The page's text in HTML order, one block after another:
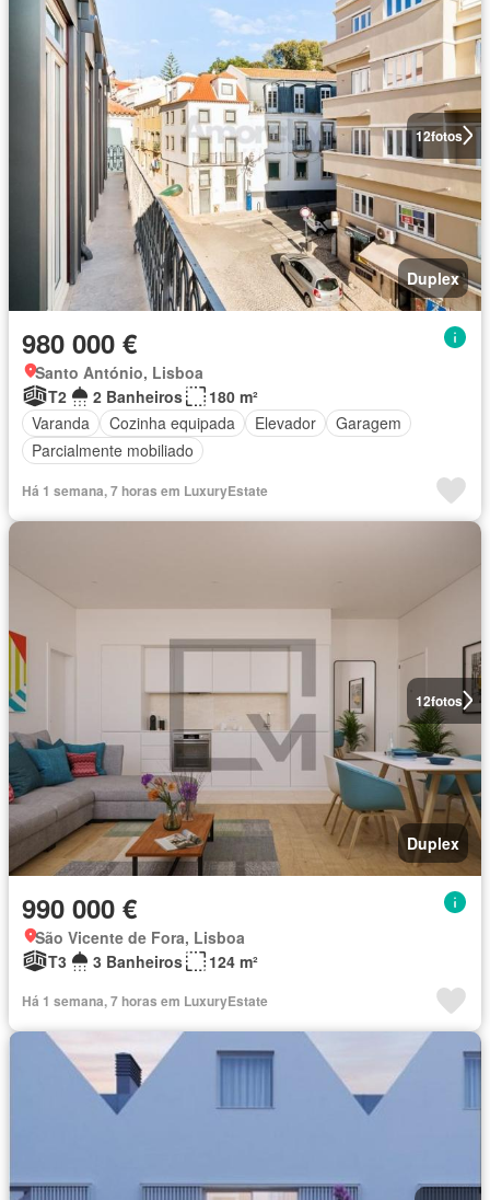
12fotos
Duplex
980 000 €
Santo António, Lisboa
T2
2 Banheiros
180 m²
Varanda
Cozinha equipada Elevador
Garagem
Parcialmente mobiliado
Há 1 semana, 7 horas em LuxuryEstate
12fotos
Duplex
990 000 €
São Vicente de Fora, Lisboa
T3
3 Banheiros 124 m²
Há 1 semana, 7 horas em LuxuryEstate